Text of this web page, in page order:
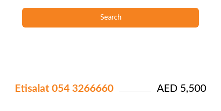
Search
Etisalat 054 3266660 AED 5,500